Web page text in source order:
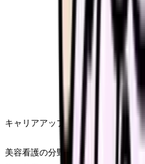
キャリアアップは継続的な学びと挑
美容看護の分野でキャリアアップ